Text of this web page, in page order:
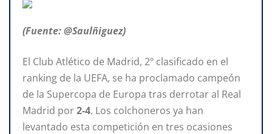
(Fuente: @Saulñiguez)
El Club Atlético de Madrid, 2º clasificado en el
ranking de la UEFA, se ha proclamado campeón
de la Supercopa de Europa tras derrotar al Real
Madrid por2-4. Los colchoneros ya han
levantado esta competición en tres ocasiones